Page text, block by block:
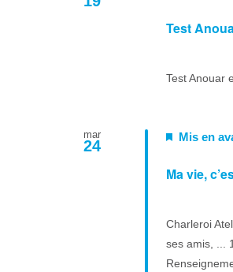
Test
Test Anouar
mar
24
Ma vie,
Mis en
Charleroi
ses amis, ...